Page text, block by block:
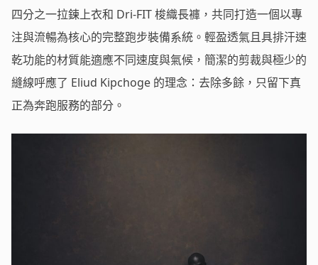
四分之一拉鍊上衣和 Dri-FIT 梭織長褲，共同打造一個以專
注與流暢為核心的完整跑步裝備系統。輕盈透氣且具排汗速
乾功能的材質能適應不同速度與氣候，簡潔的剪裁與極少的
縫線呼應了 Eliud Kipchoge 的理念：去除多餘，只留下真
正為奔跑服務的部分。